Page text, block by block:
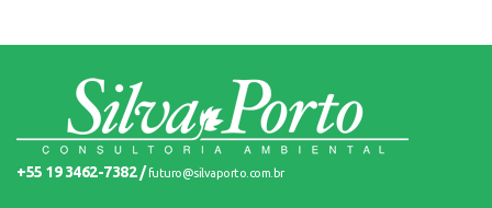
+55 19 3462-7382 /futuro@silvaporto.com.br